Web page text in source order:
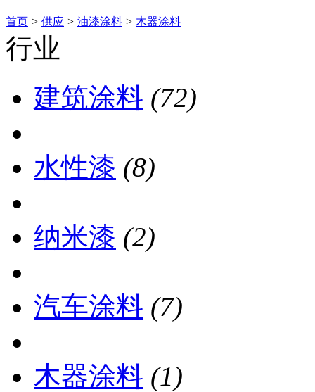
首页 > 供应 > 油漆涂料 > 木器涂料
行业
建筑涂料 (72)
水性漆 (8)
纳米漆 (2)
汽车涂料 (7)
木器涂料 (1)